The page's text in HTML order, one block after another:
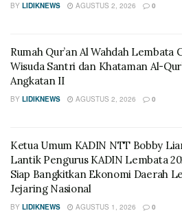
BY LIDIKNEWS AGUSTUS 2, 2026 0
Rumah Qur’an Al Wahdah Lembata
Wisuda Santri dan Khataman Al-
Angkatan II
BY LIDIKNEWS AGUSTUS 2, 2026 0
Ketua Umum KADIN NTT Bobby
Lantik Pengurus KADIN Lembata
Siap Bangkitkan Ekonomi Daerah
Jejaring Nasional
BY LIDIKNEWS AGUSTUS 1, 2026 0